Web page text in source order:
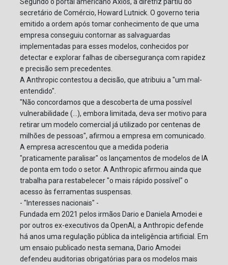
secretário de Comércio, Howard Lutnick. O governo teria
emitido a ordem após tomar conhecimento de que uma
empresa conseguiu contornar as salvaguardas
implementadas para esses modelos, conhecidos por
detectar e explorar falhas de cibersegurança com rapidez
e precisão sem precedentes.
A Anthropic contestou a decisão, que atribuiu a "um mal-
entendido".
"Não concordamos que a descoberta de uma possível
vulnerabilidade (...), embora limitada, deva ser motivo para
retirar um modelo comercial já utilizado por centenas de
milhões de pessoas", afirmou a empresa em comunicado.
A empresa acrescentou que a medida poderia
"praticamente paralisar" os lançamentos de modelos de IA
de ponta em todo o setor. A Anthropic afirmou ainda que
trabalha para restabelecer "o mais rápido possível" o
acesso às ferramentas suspensas.
- "Interesses nacionais" -
Fundada em 2021 pelos irmãos Dario e Daniela Amodei e
por outros ex-executivos da OpenAI, a Anthropic defende
há anos uma regulação pública da inteligência artificial. Em
um ensaio publicado nesta semana, Dario Amodei
defendeu auditorias obrigatórias para os modelos mais